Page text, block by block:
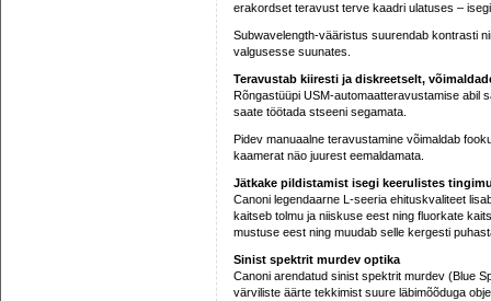
erakordset teravust terve kaadri ulatuses –
Subwavelength-vääristus suurendab kontrasti
valgusesse suunates.
Teravustab kiiresti ja diskreetselt,
Rõngastüüpi USM-automaatteravustamise abil
saate töötada stseeni segamata.
Pidev manuaalne teravustamine võimaldab
kaamerat näo juurest eemaldamata.
Jätkake pildistamist isegi keerulistes
Canoni legendaarne L-seeria ehituskvaliteet
kaitseb tolmu ja niiskuse eest ning fluorkate
mustuse eest ning muudab selle kergesti
Sinist spektrit murdev optika
Canoni arendatud sinist spektrit murdev (Blue
värviliste äärte tekkimist suure läbimõõduga